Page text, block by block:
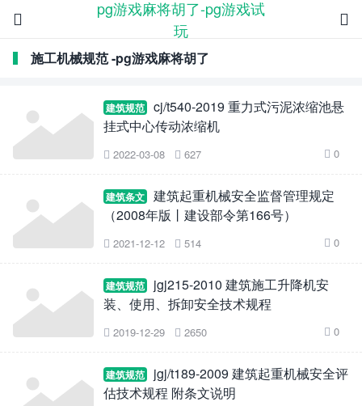
pg游戏麻将胡了-pg游戏试
玩


施工机械规范 -pg游戏麻将胡了
建筑规范
cj/t540-2019 重力式污泥浓缩池悬
挂式中心传动浓缩机
 2022-03-08  627  0
建筑条文
建筑起重机械安全监督管理规定
（2008年版丨建设部令第166号）
 2021-12-12  514  0
建筑规范
jgj215-2010 建筑施工升降机安
装、使用、拆卸安全技术规程
 2019-12-29  2650  0
建筑规范
jgj/t189-2009 建筑起重机械安全评
估技术规程 附条文说明